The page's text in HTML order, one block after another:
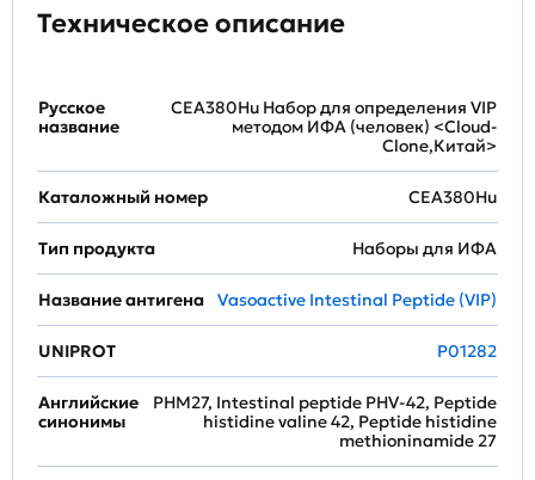
Техническое описание
Русское
название
CEA380Hu Набор для определения VIP
методом ИФА (человек) <Cloud-
Clone,Китай>
Каталожный номер CEA380Hu
Тип продукта Наборы для ИФА
Название антигена Vasoactive Intestinal Peptide (VIP)
UNIPROT P01282
Английские
синонимы
PHM27, Intestinal peptide PHV-42, Peptide
histidine valine 42, Peptide histidine
methioninamide 27